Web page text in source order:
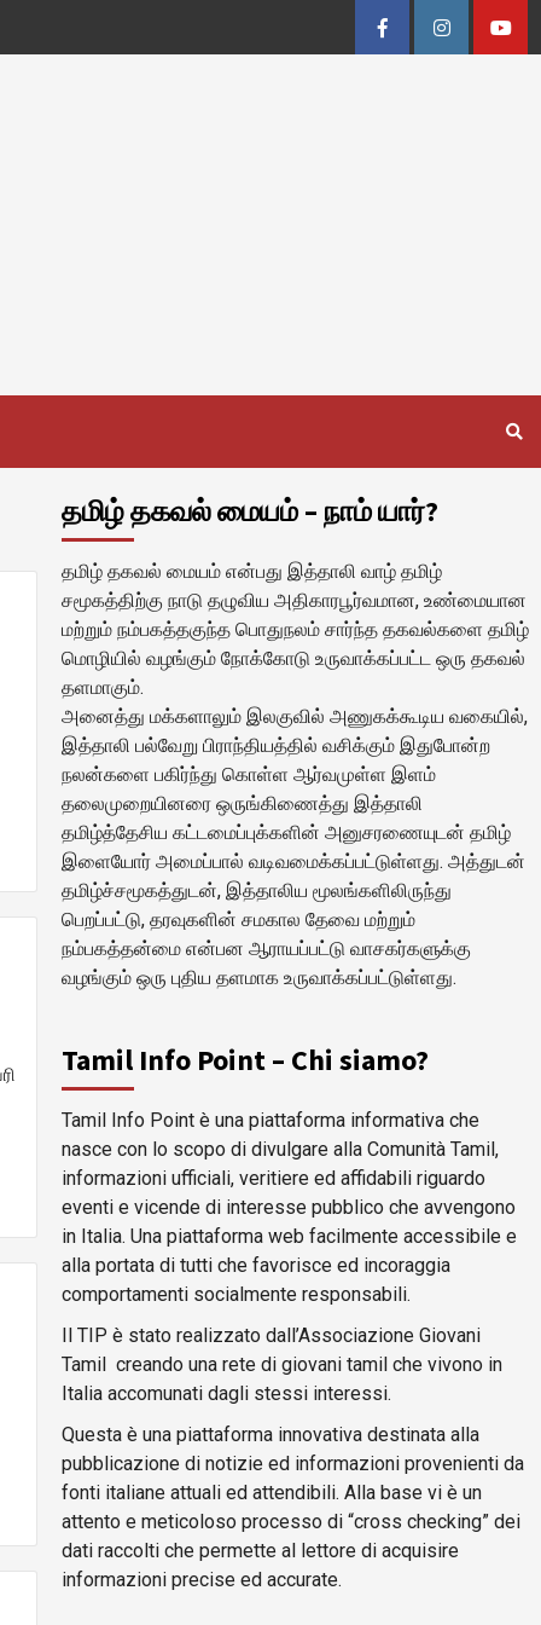
FacebookInstagram
தமிழ் தகவல் மையம் – நாம் யார்?
தமிழ் தகவல் மையம் என்பது இத்தாலி வாழ் தமிழ்
சமூகத்திற்கு நாடு தழுவிய அதிகாரபூர்வமான, உண்மையான
மற்றும் நம்பகத்தகுந்த பொதுநலம் சார்ந்த தகவல்களை தமிழ்
மொழியில் வழங்கும் நோக்கோடு உருவாக்கப்பட்ட ஒரு தகவல்
தளமாகும்.
அனைத்து மக்களாலும் இலகுவில் அணுகக்கூடிய வகையில்,
இத்தாலி பல்வேறு பிராந்தியத்தில் வசிக்கும் இதுபோன்ற
நலன்களை பகிர்ந்து கொள்ள ஆர்வமுள்ள இளம்
தலைமுறையினரை ஒருங்கிணைத்து இத்தாலி
தமிழ்த்தேசிய கட்டமைப்புக்களின் அனுசரணையுடன் தமிழ்
இளையோர் அமைப்பால் வடிவமைக்கப்பட்டுள்ளது. அத்துடன்
தமிழ்ச்சமூகத்துடன், இத்தாலிய மூலங்களிலிருந்து
பெறப்பட்டு, தரவுகளின் சமகால தேவை மற்றும்
நம்பகத்தன்மை என்பன ஆராயப்பட்டு வாசகர்களுக்கு
வழங்கும் ஒரு புதிய தளமாக உருவாக்கப்பட்டுள்ளது.
Tamil Info Point – Chi siamo?
Tamil Info Point è una piattaforma informativa che
nasce con lo scopo di divulgare alla Comunità Tamil,
informazioni ufficiali, veritiere ed affidabili riguardo
eventi e vicende di interesse pubblico che avvengono
in Italia. Una piattaforma web facilmente accessibile e
alla portata di tutti che favorisce ed incoraggia
comportamenti socialmente responsabili.
Il TIP è stato realizzato dall’Associazione Giovani
Tamil creando una rete di giovani tamil che vivono in
Italia accomunati dagli stessi interessi.
Questa è una piattaforma innovativa destinata alla
pubblicazione di notizie ed informazioni provenienti da
fonti italiane attuali ed attendibili. Alla base vi è un
attento e meticoloso processo di “cross checking” dei
dati raccolti che permette al lettore di acquisire
informazioni precise ed accurate.